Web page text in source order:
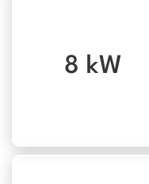
8 kW